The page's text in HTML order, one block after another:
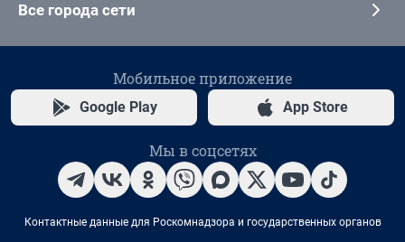
Все города сети
Мобильное приложение
Google Play App Store
Мы в соцсетях
Контактные данные для Роскомнадзора и государственных органов